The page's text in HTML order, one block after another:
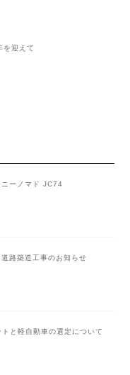
を迎えて
ーノマド JC74
路築造工事のお知らせ
と軽自動車の選定について